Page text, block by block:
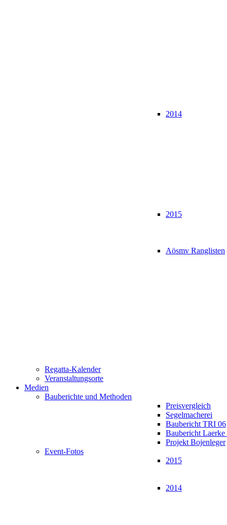
2014
2015
Aösmv Ranglisten
Regatta-Kalender
Veranstaltungsorte
Medien
Bauberichte und Methoden
Preisvergleich
Segelmacherei
Baubericht TRI 06
Baubericht
Projekt Bojenleger
Event-Fotos
2015
2014